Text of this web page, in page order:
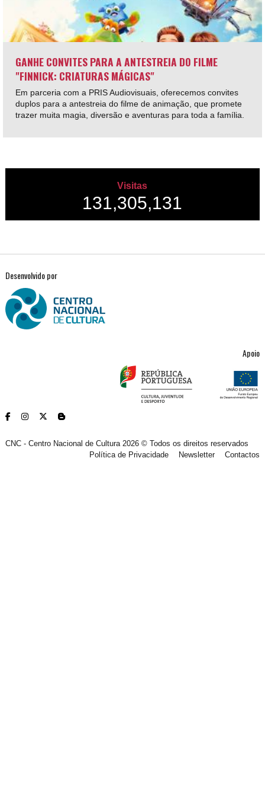
GANHE CONVITES PARA A ANTESTREIA DO FILME
"FINNICK: CRIATURAS MÁGICAS"
Em parceria com a PRIS Audiovisuais, oferecemos convites
duplos para a antestreia do filme de animação, que promete
trazer muita magia, diversão e aventuras para toda a família.
Visitas
131,305,131
Desenvolvido por
Apoio
CNC - Centro Nacional de Cultura 2026 © Todos os direitos reservados
Política de Privacidade
Newsletter Contactos